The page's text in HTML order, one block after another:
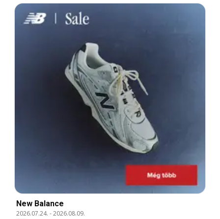
New Balance
2026.07.24. -2026.08.09.